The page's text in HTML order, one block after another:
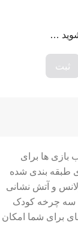
…
بازی ها برای
و یا بزرگ تر 4 موتوره شاسی بلند و موتور شارژی طبقه بندی شده
و آتش نشانی
سه چرخه کودک
برای شما امکان